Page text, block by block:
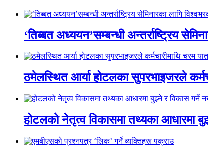
‘तिब्बत अध्ययन’सम्बन्धी अन्तर्राष्ट्रिय
ठमेलस्थित आर्या होटलका सुपरभाइजरले
होटलको नेतृत्व विकासमा तथ्यका आधारमा